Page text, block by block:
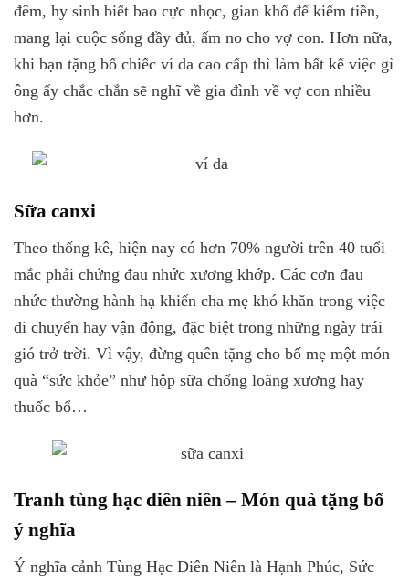
đêm, hy sinh biết bao cực nhọc, gian khổ để kiếm tiền,
mang lại cuộc sống đầy đủ, ấm no cho vợ con. Hơn nữa,
khi bạn tặng bố chiếc ví da cao cấp thì làm bất kể việc gì
ông ấy chắc chắn sẽ nghĩ về gia đình về vợ con nhiều
hơn.
Sữa canxi
Theo thống kê, hiện nay có hơn 70% người trên 40 tuổi
mắc phải chứng đau nhức xương khớp. Các cơn đau
nhức thường hành hạ khiến cha mẹ khó khăn trong việc
di chuyển hay vận động, đặc biệt trong những ngày trái
gió trở trời. Vì vậy, đừng quên tặng cho bố mẹ một món
quà “sức khỏe” như hộp sữa chống loãng xương hay
thuốc bổ…
Tranh tùng hạc diên niên – Món quà tặng bố
ý nghĩa
Ý nghĩa cảnh Tùng Hạc Diên Niên là Hạnh Phúc, Sức